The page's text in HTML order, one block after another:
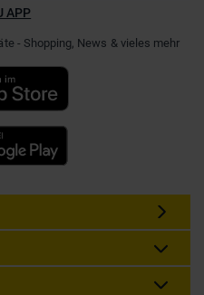
APP
- Shopping, News & vieles mehr